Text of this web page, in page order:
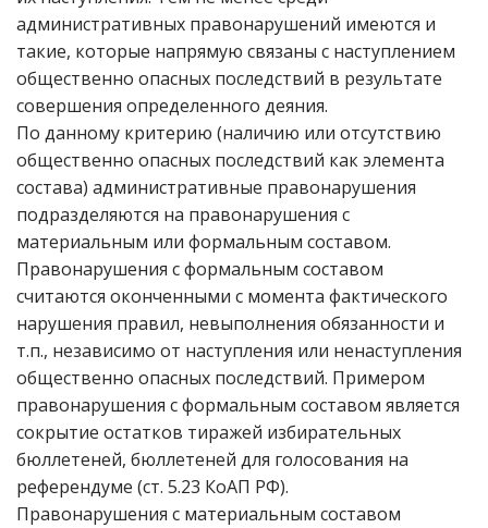
административных правонарушений имеются и
такие, которые напрямую связаны с наступлением
общественно опасных последствий в результате
совершения определенного деяния.
По данному критерию (наличию или отсутствию
общественно опасных последствий как элемента
состава) административные правонарушения
подразделяются на правонарушения с
материальным или формальным составом.
Правонарушения с формальным составом
считаются оконченными с момента фактического
нарушения правил, невыполнения обязанности и
т.п., независимо от наступления или ненаступления
общественно опасных последствий. Примером
правонарушения с формальным составом является
сокрытие остатков тиражей избирательных
бюллетеней, бюллетеней для голосования на
референдуме (ст. 5.23 КоАП РФ).
Правонарушения с материальным составом